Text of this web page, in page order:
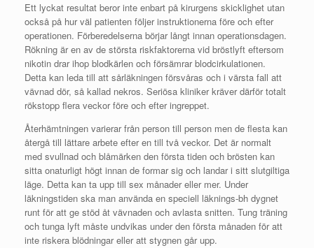
Ett lyckat resultat beror inte enbart på kirurgens skicklighet utan
också på hur väl patienten följer instruktionerna före och efter
operationen. Förberedelserna börjar långt innan operationsdagen.
Rökning är en av de största riskfaktorerna vid bröstlyft eftersom
nikotin drar ihop blodkärlen och försämrar blodcirkulationen.
Detta kan leda till att sårläkningen försvåras och i värsta fall att
vävnad dör, så kallad nekros. Seriösa kliniker kräver därför totalt
rökstopp flera veckor före och efter ingreppet.
Återhämtningen varierar från person till person men de flesta kan
återgå till lättare arbete efter en till två veckor. Det är normalt
med svullnad och blåmärken den första tiden och brösten kan
sitta onaturligt högt innan de formar sig och landar i sitt slutgiltiga
läge. Detta kan ta upp till sex månader eller mer. Under
läkningstiden ska man använda en speciell läknings-bh dygnet
runt för att ge stöd åt vävnaden och avlasta snitten. Tung träning
och tunga lyft måste undvikas under den första månaden för att
inte riskera blödningar eller att stygnen går upp.